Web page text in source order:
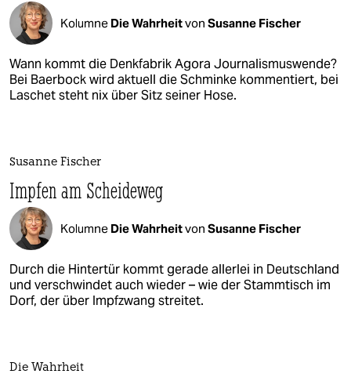
Kolumne Die Wahrheitvon Susanne Fischer
Wann kommt die Denkfabrik Agora Journalismuswende?
Bei Baerbock wird aktuell die Schminke kommentiert, bei
Laschet steht nix über Sitz seiner Hose.
Susanne Fischer
Impfen am Scheideweg
Kolumne Die Wahrheitvon Susanne Fischer
Durch die Hintertür kommt gerade allerlei in Deutschland
und verschwindet auch wieder – wie der Stammtisch im
Dorf, der über Impfzwang streitet.
Die Wahrheit